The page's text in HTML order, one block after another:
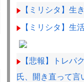
【ミリシタ】生
【ミリシタ】生
【悲報】トレパ
氏、開き直って言